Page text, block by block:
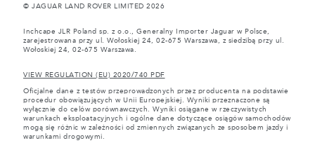
© JAGUAR LAND ROVER LIMITED 2026
Inchcape JLR Poland sp. z o.o., Generalny Importer Jaguar w Polsce,
zarejestrowana przy ul. Wołoskiej 24, 02-675 Warszawa, z siedzibą przy ul.
Wołoskiej 24, 02-675 Warszawa.
VIEW REGULATION (EU) 2020/740 PDF
Oficjalne dane z testów przeprowadzonych przez producenta na podstawie
procedur obowiązujących w Unii Europejskiej. Wyniki przeznaczone są
wyłącznie do celów porównawczych. Wyniki osiągane w rzeczywistych
warunkach eksploatacyjnych i ogólne dane dotyczące osiągów samochodów
mogą się różnic w zależności od zmiennych związanych ze sposobem jazdy i
warunkami drogowymi.